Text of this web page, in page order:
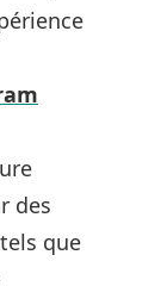
des
que